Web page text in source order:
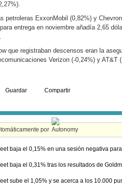
petroleras ExxonMobil (0,82%) y
entrega en noviembre añadía 2,65
que registraban descensos eran la
Verizon (-0,24%) y AT&T
Guardar Compartir
por
baja el 0,15% en una sesión negativa
baja el 0,31% tras los resultados de
sube el 1,05% y se acerca a los 10.000